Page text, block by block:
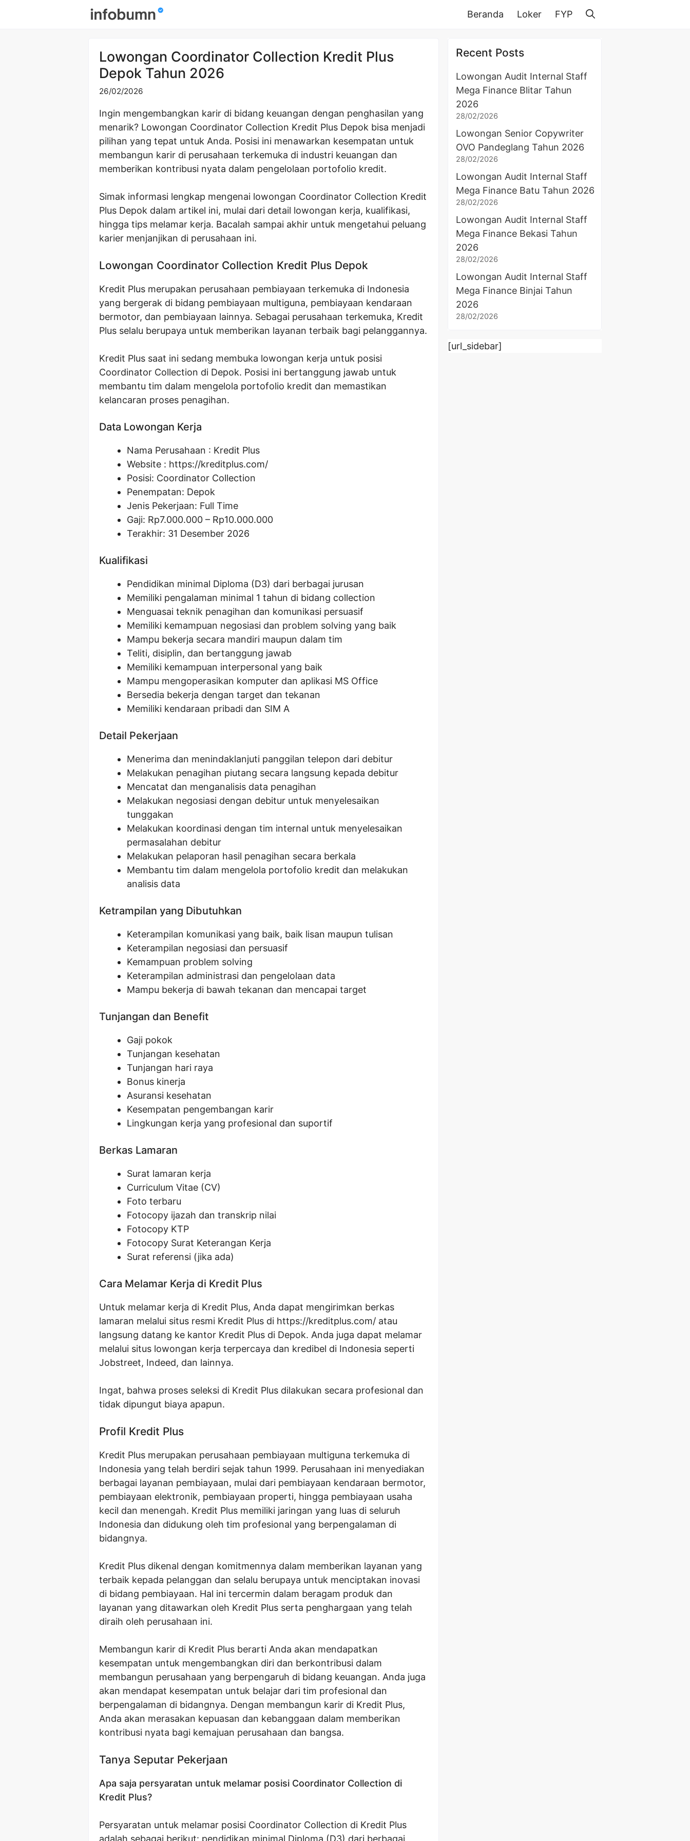
Beranda Loker FYP
Lowongan Coordinator Collection Kredit Plus
Depok Tahun 2026
26/02/2026
Ingin mengembangkan karir di bidang keuangan dengan penghasilan yang
menarik? Lowongan Coordinator Collection Kredit Plus Depok bisa menjadi
pilihan yang tepat untuk Anda. Posisi ini menawarkan kesempatan untuk
membangun karir di perusahaan terkemuka di industri keuangan dan
memberikan kontribusi nyata dalam pengelolaan portofolio kredit.
Simak informasi lengkap mengenai lowongan Coordinator Collection Kredit
Plus Depok dalam artikel ini, mulai dari detail lowongan kerja, kualifikasi,
hingga tips melamar kerja. Bacalah sampai akhir untuk mengetahui peluang
karier menjanjikan di perusahaan ini.
Lowongan Coordinator Collection Kredit Plus Depok
Kredit Plus merupakan perusahaan pembiayaan terkemuka di Indonesia
yang bergerak di bidang pembiayaan multiguna, pembiayaan kendaraan
bermotor, dan pembiayaan lainnya. Sebagai perusahaan terkemuka, Kredit
Plus selalu berupaya untuk memberikan layanan terbaik bagi pelanggannya.
Kredit Plus saat ini sedang membuka lowongan kerja untuk posisi
Coordinator Collection di Depok. Posisi ini bertanggung jawab untuk
membantu tim dalam mengelola portofolio kredit dan memastikan
kelancaran proses penagihan.
Data Lowongan Kerja
Nama Perusahaan : Kredit Plus
Website : https://kreditplus.com/
Posisi: Coordinator Collection
Penempatan: Depok
Jenis Pekerjaan: Full Time
Gaji: Rp7.000.000 – Rp10.000.000
Terakhir: 31 Desember 2026
Kualifikasi
Pendidikan minimal Diploma (D3) dari berbagai jurusan
Memiliki pengalaman minimal 1 tahun di bidang collection
Menguasai teknik penagihan dan komunikasi persuasif
Memiliki kemampuan negosiasi dan problem solving yang baik
Mampu bekerja secara mandiri maupun dalam tim
Teliti, disiplin, dan bertanggung jawab
Memiliki kemampuan interpersonal yang baik
Mampu mengoperasikan komputer dan aplikasi MS Office
Bersedia bekerja dengan target dan tekanan
Memiliki kendaraan pribadi dan SIM A
Detail Pekerjaan
Menerima dan menindaklanjuti panggilan telepon dari debitur
Melakukan penagihan piutang secara langsung kepada debitur
Mencatat dan menganalisis data penagihan
Melakukan negosiasi dengan debitur untuk menyelesaikan
tunggakan
Melakukan koordinasi dengan tim internal untuk menyelesaikan
permasalahan debitur
Melakukan pelaporan hasil penagihan secara berkala
Membantu tim dalam mengelola portofolio kredit dan melakukan
analisis data
Ketrampilan yang Dibutuhkan
Keterampilan komunikasi yang baik, baik lisan maupun tulisan
Keterampilan negosiasi dan persuasif
Kemampuan problem solving
Keterampilan administrasi dan pengelolaan data
Mampu bekerja di bawah tekanan dan mencapai target
Tunjangan dan Benefit
Gaji pokok
Tunjangan kesehatan
Tunjangan hari raya
Bonus kinerja
Asuransi kesehatan
Kesempatan pengembangan karir
Lingkungan kerja yang profesional dan suportif
Berkas Lamaran
Surat lamaran kerja
Curriculum Vitae (CV)
Foto terbaru
Fotocopy ijazah dan transkrip nilai
Fotocopy KTP
Fotocopy Surat Keterangan Kerja
Surat referensi (jika ada)
Cara Melamar Kerja di Kredit Plus
Untuk melamar kerja di Kredit Plus, Anda dapat mengirimkan berkas
lamaran melalui situs resmi Kredit Plus di https://kreditplus.com/ atau
langsung datang ke kantor Kredit Plus di Depok. Anda juga dapat melamar
melalui situs lowongan kerja terpercaya dan kredibel di Indonesia seperti
Jobstreet, Indeed, dan lainnya.
Ingat, bahwa proses seleksi di Kredit Plus dilakukan secara profesional dan
tidak dipungut biaya apapun.
Profil Kredit Plus
Kredit Plus merupakan perusahaan pembiayaan multiguna terkemuka di
Indonesia yang telah berdiri sejak tahun 1999. Perusahaan ini menyediakan
berbagai layanan pembiayaan, mulai dari pembiayaan kendaraan bermotor,
pembiayaan elektronik, pembiayaan properti, hingga pembiayaan usaha
kecil dan menengah. Kredit Plus memiliki jaringan yang luas di seluruh
Indonesia dan didukung oleh tim profesional yang berpengalaman di
bidangnya.
Kredit Plus dikenal dengan komitmennya dalam memberikan layanan yang
terbaik kepada pelanggan dan selalu berupaya untuk menciptakan inovasi
di bidang pembiayaan. Hal ini tercermin dalam beragam produk dan
layanan yang ditawarkan oleh Kredit Plus serta penghargaan yang telah
diraih oleh perusahaan ini.
Membangun karir di Kredit Plus berarti Anda akan mendapatkan
kesempatan untuk mengembangkan diri dan berkontribusi dalam
membangun perusahaan yang berpengaruh di bidang keuangan. Anda juga
akan mendapat kesempatan untuk belajar dari tim profesional dan
berpengalaman di bidangnya. Dengan membangun karir di Kredit Plus,
Anda akan merasakan kepuasan dan kebanggaan dalam memberikan
kontribusi nyata bagi kemajuan perusahaan dan bangsa.
Tanya Seputar Pekerjaan
Apa saja persyaratan untuk melamar posisi Coordinator Collection di
Kredit Plus?
Persyaratan untuk melamar posisi Coordinator Collection di Kredit Plus
adalah sebagai berikut: pendidikan minimal Diploma (D3) dari berbagai
Recent Posts
Lowongan Audit Internal Staff
Mega Finance Blitar Tahun
2026
28/02/2026
Lowongan Senior Copywriter
OVO Pandeglang Tahun 2026
28/02/2026
Lowongan Audit Internal Staff
Mega Finance Batu Tahun 2026
28/02/2026
Lowongan Audit Internal Staff
Mega Finance Bekasi Tahun
2026
28/02/2026
Lowongan Audit Internal Staff
Mega Finance Binjai Tahun
2026
28/02/2026
[url_sidebar]